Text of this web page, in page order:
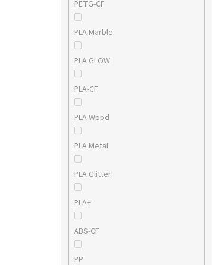
PETG-CF
PLA Marble
PLA GLOW
PLA-CF
PLA Wood
PLA Metal
PLA Glitter
PLA+
ABS-CF
PP